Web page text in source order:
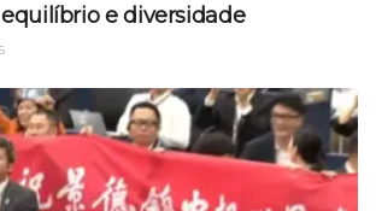
e diversidade